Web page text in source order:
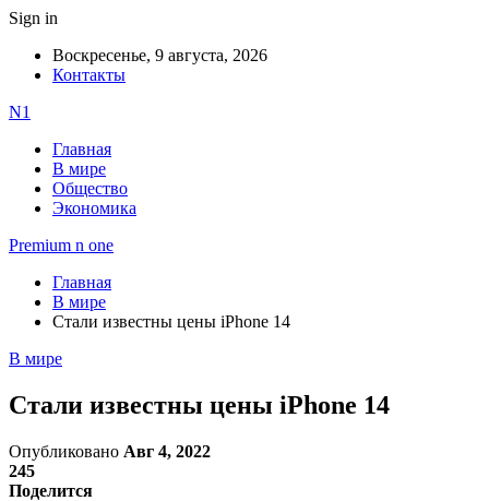
Sign in
Воскресенье, 9 августа, 2026
Контакты
N1
Главная
В мире
Общество
Экономика
Premium n one
Главная
В мире
Стали известны цены iPhone 14
В мире
Стали известны цены iPhone 14
Опубликовано Авг 4, 2022
245
Поделится